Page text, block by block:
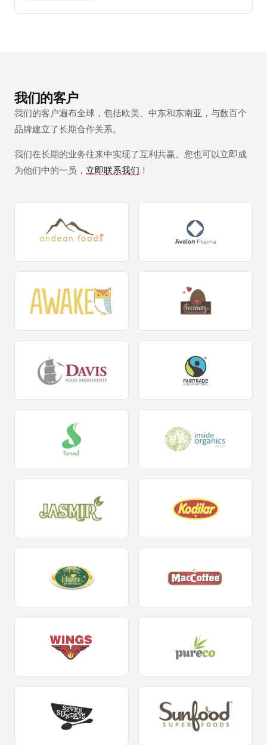
我们的客户
我们的客户遍布全球，包括欧美、中东和东南亚，与数百个
品牌建立了长期合作关系。
我们在长期的业务往来中实现了互利共赢。您也可以立即成
为他们中的一员， 立即联系我们 ！